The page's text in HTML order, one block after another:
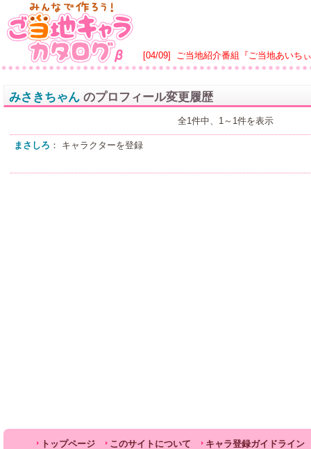
[04/09] ご当地紹介番組『ご当地あいち
みさきちゃん のプロフィール変更履歴
全1件中、1～1件を表示
まさしろ ： キャラクターを登録
トップページ このサイトについて キャラ登録ガイドライン